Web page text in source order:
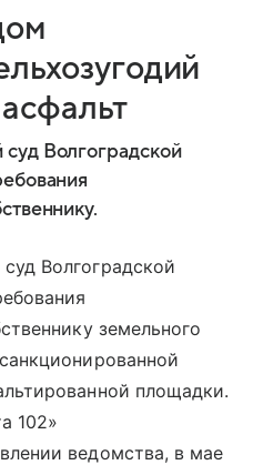
Волгоградской
Волгоградской
земельного
площадки.
102»
ведомства, в мае